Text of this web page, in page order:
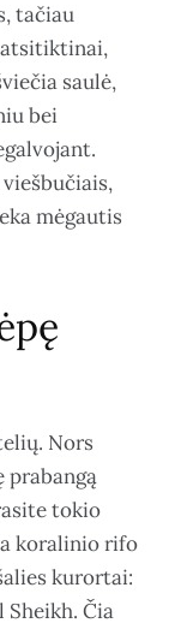
tačiau
atsitiktinai,
saulė,
bei
mėgautis
Nors
prabangą
tokio
koralinio rifo
kurortai:
Sheikh. Čia